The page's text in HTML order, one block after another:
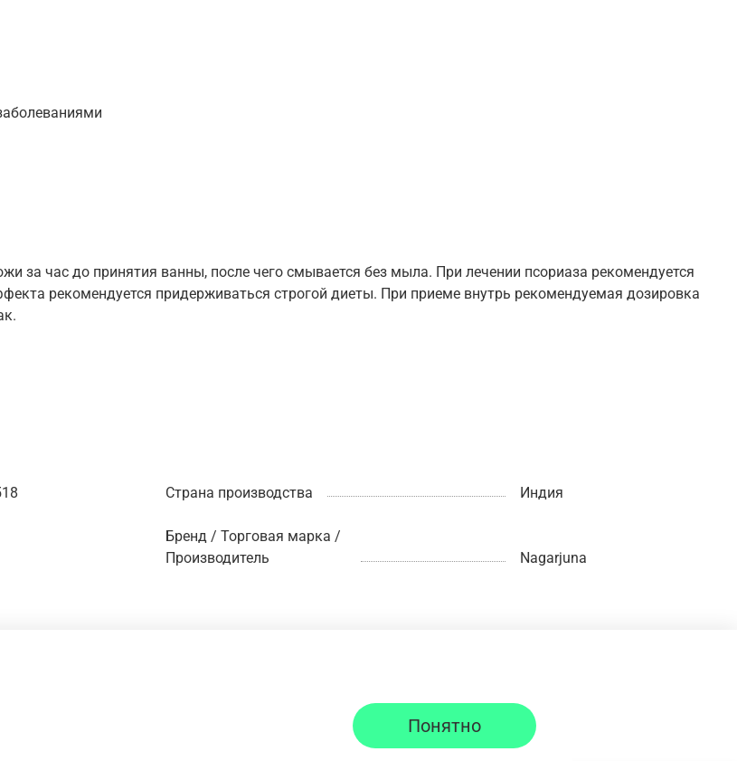
за час до принятия ванны, после чего смывается без мыла. При лечении псориаза рекомендуется
рекомендуется придерживаться строгой диеты. При приеме внутрь рекомендуемая дозировка
Страна производства Индия
Бренд / Торговая марка /
Производитель
Nagarjuna
Понятно